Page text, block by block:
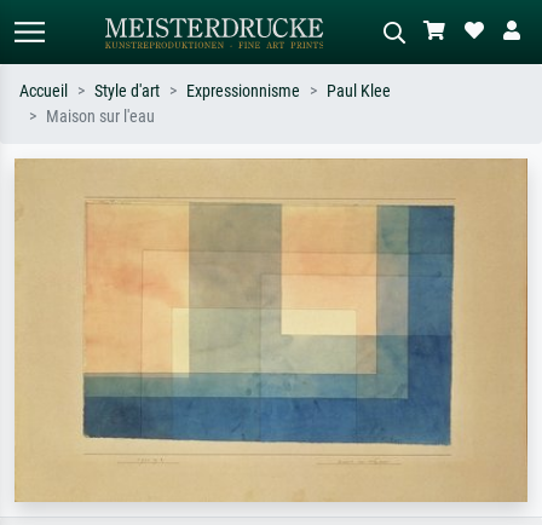
ex. Monet, Nuit étoilée,
nu.
abstrait avec beaucoup de rouge,
tableau sombre, nu debout près d'un
arbre.
Accueil Style d'art Expressionnisme
Paul Klee
Maison sur l'eau